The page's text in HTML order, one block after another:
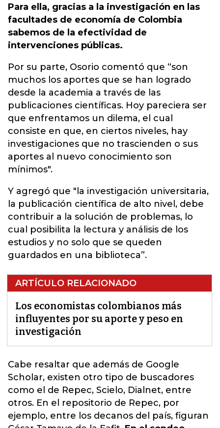
Para ella, gracias a la investigación en las
facultades de economía de Colombia
sabemos de la efectividad de
intervenciones públicas.
Por su parte, Osorio comentó que “son
muchos los aportes que se han logrado
desde la academia a través de las
publicaciones científicas. Hoy pareciera ser
que enfrentamos un dilema, el cual
consiste en que, en ciertos niveles, hay
investigaciones que no trascienden o sus
aportes al nuevo conocimiento son
mínimos".
Y agregó que "la investigación universitaria,
la publicación científica de alto nivel, debe
contribuir a la solución de problemas, lo
cual posibilita la lectura y análisis de los
estudios y no solo que se queden
guardados en una biblioteca”.
ARTÍCULO RELACIONADO
Los economistas colombianos más
influyentes por su aporte y peso en
investigación
Cabe resaltar que además de Google
Scholar, existen otro tipo de buscadores
como el de Repec, Scielo, Dialnet, entre
otros. En el repositorio de Repec, por
ejemplo, entre los decanos del país, figuran